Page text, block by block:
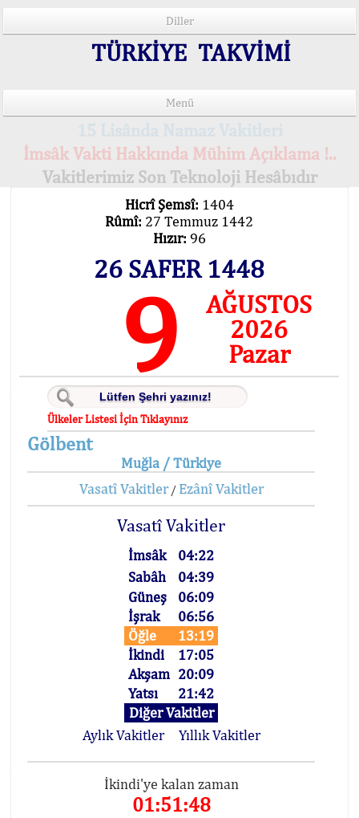
Diller
TÜRKİYE TAKVİMİ
Menü
İmsâk Vakti Hakkında Mühim Açıklama !..
Vakitlerimiz Son Teknoloji Hesâbıdır
Hicrî Şemsî: 1404
Rûmî: 27 Temmuz 1442
Hızır: 96
26 SAFER 1448
9
AĞUSTOS
2026
Pazar
Ülkeler Listesi İçin Tıklayınız
Gölbent
Muğla / Türkiye
Vasatî Vakitler/ Ezânî Vakitler
Vasatî Vakitler
İmsâk
04:22
Sabâh
04:39
Güneş
06:09
İşrak
06:56
Öğle
13:19
İkindi
17:05
Akşam 20:09
Yatsı
21:42
Diğer Vakitler
Aylık Vakitler
Yıllık Vakitler
İkindi'ye kalan zaman
01:51:48